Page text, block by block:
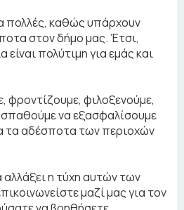
πολλές, καθώς υπάρχουν
στον δήμο μας. Έτσι,
πολύτιμη για εμάς και
φροντίζουμε, φιλοξενούμε,
να εξασφαλίσουμε
τα αδέσποτα των περιοχών
αλλάξει η τύχη αυτών των
μαζί μας για τον